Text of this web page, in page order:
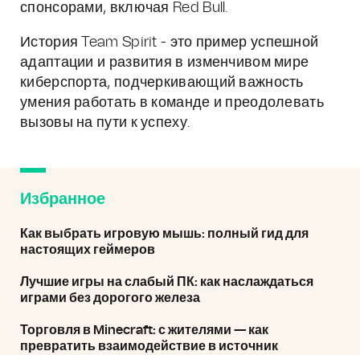
спонсорами, включая Red Bull.
История Team Spirit - это пример успешной
адаптации и развития в изменчивом мире
киберспорта, подчеркивающий важность
умения работать в команде и преодолевать
вызовы на пути к успеху.
Избранное
Как выбрать игровую мышь: полный гид для
настоящих геймеров
Лучшие игры на слабый ПК: как наслаждаться
играми без дорогого железа
Торговля в Minecraft: с жителями — как
превратить взаимодействие в источник